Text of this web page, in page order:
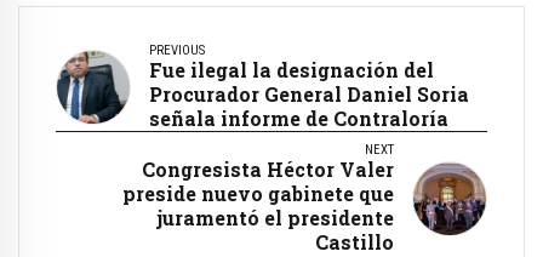
PREVIOUS
Fue ilegal la designación del
Procurador General Daniel Soria
señala informe de Contraloría
NEXT
Congresista Héctor Valer
preside nuevo gabinete que
juramentó el presidente
Castillo